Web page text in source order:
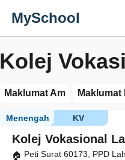
MySchool
Kolej
Maklumat Am Maklumat
Kolej Vokasional
KV
Menengah
Peti Surat 60173, PPD